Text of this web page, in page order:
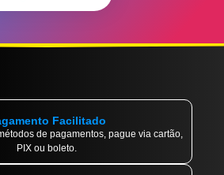
Facilitado
de pagamentos, pague via cartão,
PIX ou boleto.